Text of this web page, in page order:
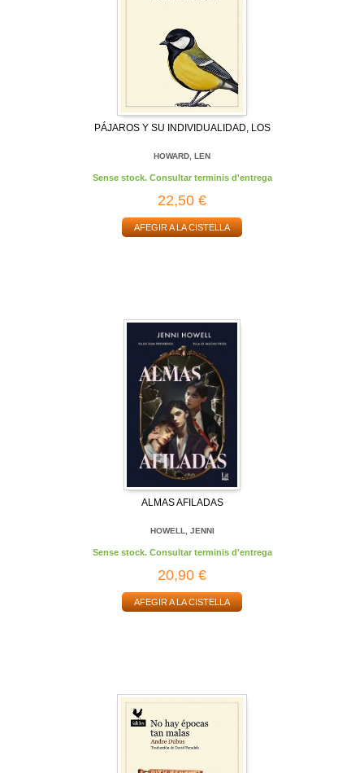
PÁJAROS Y SU INDIVIDUALIDAD, LOS
HOWARD, LEN
Sense stock. Consultar terminis d'entrega
22,50 €
AFEGIR A LA CISTELLA
ALMAS AFILADAS
HOWELL, JENNI
Sense stock. Consultar terminis d'entrega
20,90 €
AFEGIR A LA CISTELLA